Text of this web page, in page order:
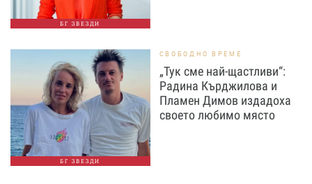
БГ ЗВЕЗДИ
БГ ЗВЕЗДИ
СВОБОДНО ВРЕМЕ
„Тук сме най-щастливи“:
Радина Кърджилова и
Пламен Димов издадоха
своето любимо място